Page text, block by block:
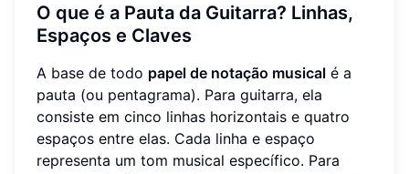
O que é a Pauta da Guitarra? Linhas,
Espaços e Claves
A base de todo papel de notação musical é a
pauta (ou pentagrama). Para guitarra, ela
consiste em cinco linhas horizontais e quatro
espaços entre elas. Cada linha e espaço
representa um tom musical específico. Para